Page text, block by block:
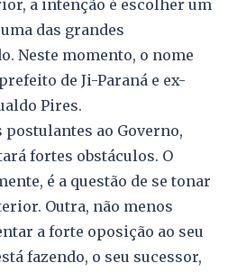
a intenção é escolher um
das grandes
Neste momento, o nome
de Ji-Paraná e ex-
Pires.
postulantes ao Governo,
fortes obstáculos. O
é a questão de se tonar
Outra, não menos
a forte oposição ao seu
fazendo, o seu sucessor,